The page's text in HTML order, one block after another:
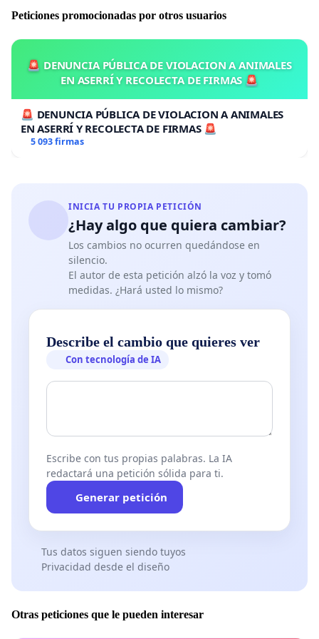
mucho en 4 dias que la tuvimos, pero nos duele aun
mas la situacion y ver como esas personas nos
responden, no es justo y mas despues de haber
invertido 1,6 millones en ella.
Ahora, solo nos importa salvar mas perritos que mas
personas pasen por esta situacion tan dolorosa.
Por favor NO compren a estas personas, por favor
de todo el registro sanitario que deben tener, y no
Muchas gracias.
Peticiones promocionadas por otros usuarios
🚨 DENUNCIA PÚBLICA DE VIOLACION A ANIMALES
EN ASERRÍ Y RECOLECTA DE FIRMAS 🚨
🚨 DENUNCIA PÚBLICA DE VIOLACION A ANIMALES
EN ASERRÍ Y RECOLECTA DE FIRMAS 🚨
5 093 firmas
INICIA TU PROPIA PETICIÓN
¿Hay algo que quiera cambiar?
Los cambios no ocurren quedándose en
silencio.
El autor de esta petición alzó la voz y tomó
medidas. ¿Hará usted lo mismo?
Describe el cambio que quieres ver
Con tecnología de IA
Escribe con tus propias palabras. La IA
redactará una petición sólida para ti.
Generar petición
Tus datos siguen siendo tuyos
Privacidad desde el diseño
Otras peticiones que le pueden interesar